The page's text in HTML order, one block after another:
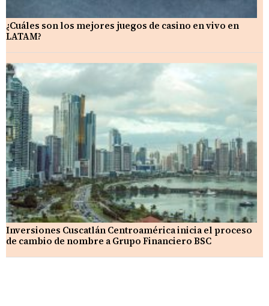
¿Cuáles son los mejores juegos de casino en vivo en
LATAM?
Inversiones Cuscatlán Centroamérica inicia el proceso
de cambio de nombre a Grupo Financiero BSC